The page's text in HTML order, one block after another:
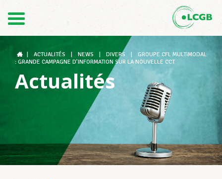
DE
Le LCGB
Structures syndicales
Assistance au Travail
ACTUALITÉS NEWS DIVERS
GROUPE CFL MULTIMODAL
: GRANDE CAMPAGNE D’INFORMATION SUR LA NOUVELLE CCT
Actualités